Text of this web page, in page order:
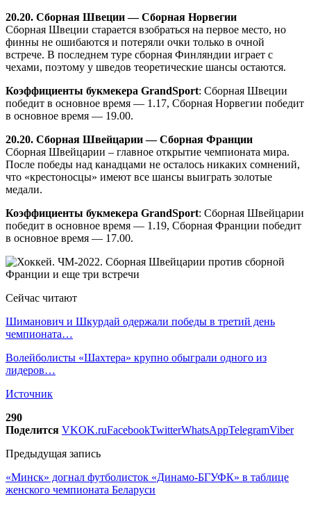
20.20. Сборная Швеции — Сборная Норвегии
Сборная Швеции старается взобраться на первое место, но
финны не ошибаются и потеряли очки только в очной
встрече. В последнем туре сборная Финляндии играет с
чехами, поэтому у шведов теоретические шансы остаются.
Коэффициенты букмекера GrandSport: Сборная Швеции
победит в основное время — 1.17, Сборная Норвегии победит
в основное время — 19.00.
20.20. Сборная Швейцарии — Сборная Франции
Сборная Швейцарии – главное открытие чемпионата мира.
После победы над канадцами не осталось никаких сомнений,
что «крестоносцы» имеют все шансы выиграть золотые
медали.
Коэффициенты букмекера GrandSport: Сборная Швейцарии
победит в основное время — 1.19, Сборная Франции победит
в основное время — 17.00.
Сейчас читают
Шиманович и Шкурдай одержали победы в третий день
чемпионата…
Волейболисты «Шахтера» крупно обыграли одного из
лидеров…
Источник
290
Поделится VKOK.ruFacebookTwitterWhatsAppTelegramViber
Предыдущая запись
«Минск» догнал футболисток «Динамо-БГУФК» в таблице
женского чемпионата Беларуси